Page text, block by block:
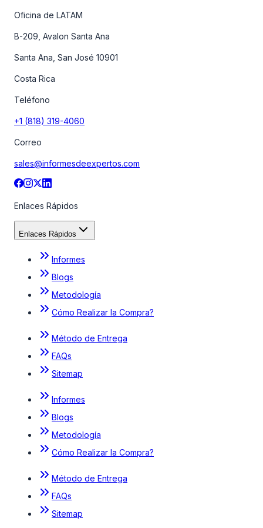
Oficina de LATAM
B-209, Avalon Santa Ana
Santa Ana, San José 10901
Costa Rica
Teléfono
+1 (818) 319-4060
Correo
sales@informesdeexpertos.com
Enlaces Rápidos
Enlaces Rápidos
Informes
Blogs
Metodología
Cómo Realizar la Compra?
Método de Entrega
FAQs
Sitemap
Informes
Blogs
Metodología
Cómo Realizar la Compra?
Método de Entrega
FAQs
Sitemap